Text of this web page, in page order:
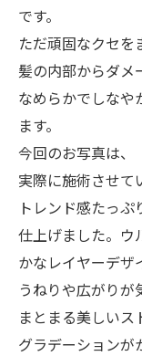
です。
ただ頑固なクセを
髪の内部からダメ
なめらかでしなや
ます。
今回のお写真は、
実際に施術させて
トレンド感たっ
仕上げました。ウ
かなレイヤーデザ
うねりや広がり
まとまる美しいス
グラデーションが